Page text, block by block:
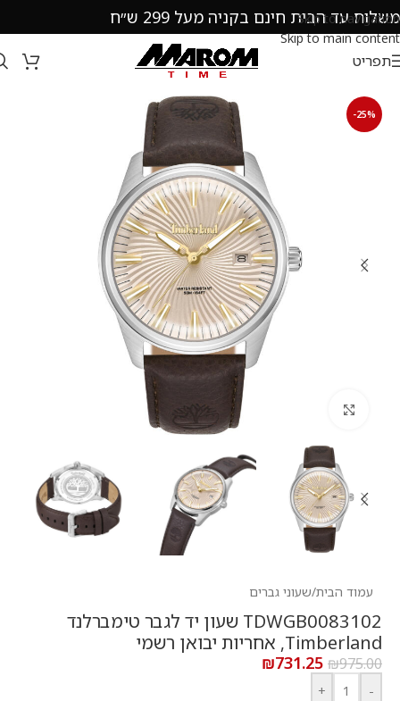
Skip to navigation
Skip to main content
משלוח עד הבית חינם בקניה מעל 299 ש״ח
תפריט
עמוד הבית/שעוני גברים
TDWGB0083102 שעון יד לגבר טימברלנד
Timberland, אחריות יבואן רשמי
₪975.00
₪731.25
-
+
-25%